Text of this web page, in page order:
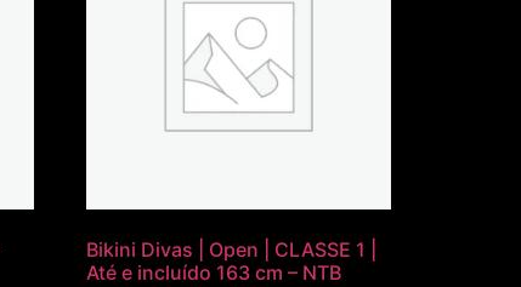
Bikini Divas | Open | CLASSE 1 |
Até e incluído 163 cm – NTB